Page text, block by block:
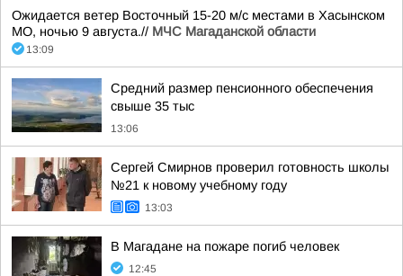
Ожидается ветер Восточный 15-20 м/с местами в Хасынском
МО, ночью 9 августа.// МЧС Магаданской области
13:09
Средний размер пенсионного обеспечения
свыше 35 тыс
13:06
Сергей Смирнов проверил готовность школы
№21 к новому учебному году
13:03
В Магадане на пожаре погиб человек
12:45